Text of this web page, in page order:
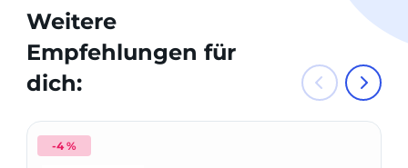
Weitere
Empfehlungen für
dich:
-4 %